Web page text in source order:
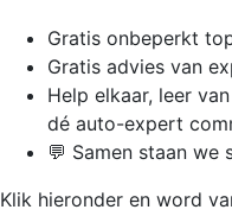
Gratis onbeperkt
Gratis advies van
Help elkaar, leer
dé auto-expert
💬 Samen staan we
Klik hieronder en word